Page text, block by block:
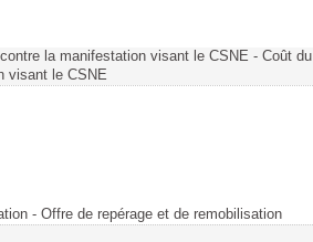
la manifestation visant le CSNE - Coût du
visant le CSNE
- Offre de repérage et de remobilisation